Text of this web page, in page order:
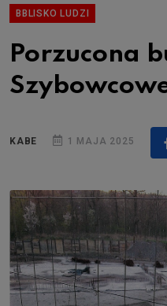
BBLISKO LUDZI
Porzucona
KABE 1 MAJA 2025